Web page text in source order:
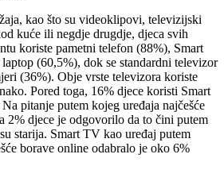
kao što su videoklipovi, televizijski
kuće ili negdje drugdje, djeca svih
koriste pametni telefon (88%), Smart
(60,5%), dok se standardni televizor
(36%). Obje vrste televizora koriste
Pored toga, 16% djece koristi Smart
pitanje putem kojeg uređaja najčešće
2% djece je odgovorilo da to čini putem
starija. Smart TV kao uređaj putem
borave online odabralo je oko 6%